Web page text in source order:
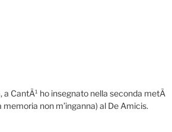
CantÃ¹ ho insegnato nella seconda metÃ
memoria non m’inganna) al De Amicis.